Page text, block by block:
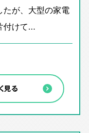
が、大型の家電
付けて...
見る